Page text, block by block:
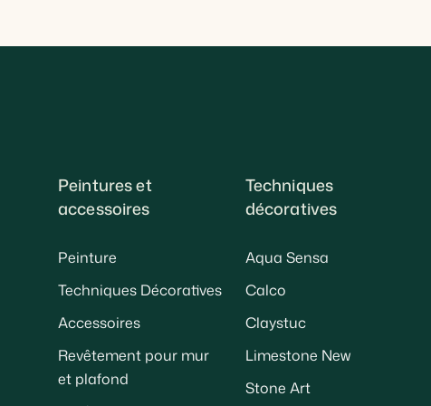
Peintures et
accessoires
Peinture
Techniques Décoratives
Accessoires
Revêtement pour mur
et plafond
Techniques
décoratives
Aqua Sensa
Calco
Claystuc
Limestone New
Stone Art